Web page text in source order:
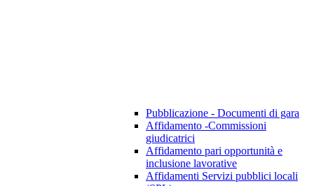
Pubblicazione - Documenti di gara
Affidamento -Commissioni
giudicatrici
Affidamento pari opportunità e
inclusione lavorative
Affidamenti Servizi pubblici locali